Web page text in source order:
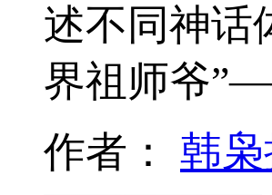
述不同神话
界祖师爷
作者： 韩枭